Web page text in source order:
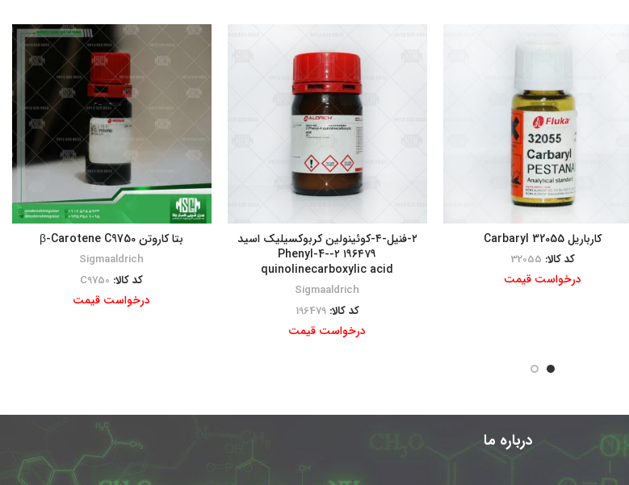
کارباریل Carbaryl 32055
کد کالا: 32055
درخواست قیمت
۲-فنیل-۴-کوئینولین کربوکسیلیک اسید
۱۹۶۴۷۹ ۲-Phenyl-4-
quinolinecarboxylic acid
Sigmaaldrich
کد کالا:196479
درخواست قیمت
بتا کاروتن β-Carotene C9750
Sigmaaldrich
کد کالا: C9750
درخواست قیمت
درباره ما